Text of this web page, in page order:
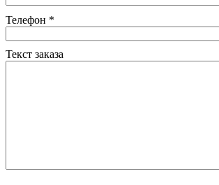
Телефон *
Текст заказа